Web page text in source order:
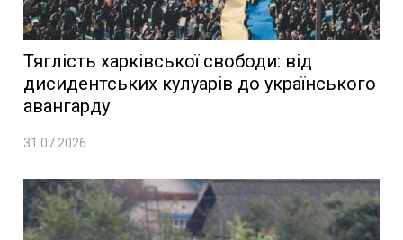
Тяглість харківської свободи: від
дисидентських кулуарів до українського
авангарду
31.07.2026